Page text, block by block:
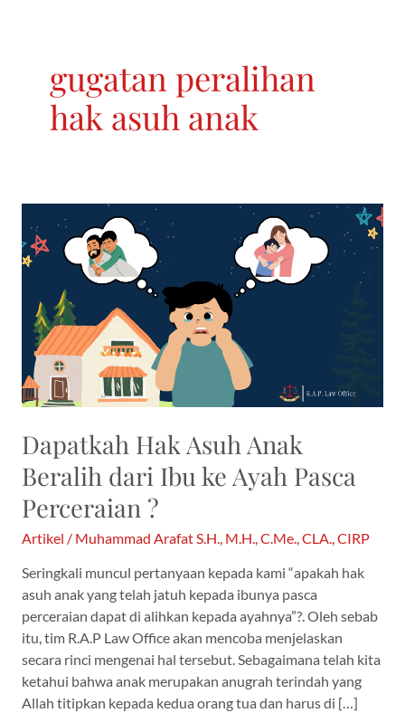
gugatan peralihan
hak asuh anak
Dapatkah Hak Asuh Anak
Beralih dari Ibu ke Ayah Pasca
Perceraian ?
Artikel / Muhammad Arafat S.H., M.H., C.Me., CLA., CIRP
Seringkali muncul pertanyaan kepada kami “apakah hak
asuh anak yang telah jatuh kepada ibunya pasca
perceraian dapat di alihkan kepada ayahnya”?. Oleh sebab
itu, tim R.A.P Law Office akan mencoba menjelaskan
secara rinci mengenai hal tersebut. Sebagaimana telah kita
ketahui bahwa anak merupakan anugrah terindah yang
Allah titipkan kepada kedua orang tua dan harus di […]
Hak
Asuh
Beralih
dari
Ibu
ke
Ayah
Pasca
?